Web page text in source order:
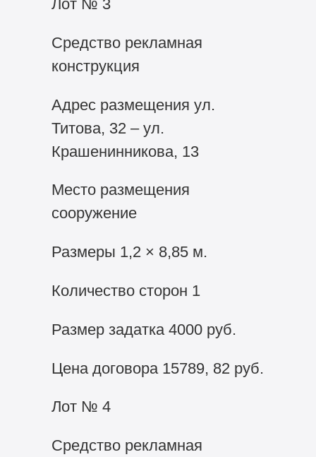
Лот № 3
Средство рекламная
конструкция
Адрес размещения ул.
Титова, 32 – ул.
Крашенинникова, 13
Место размещения
сооружение
Размеры 1,2 × 8,85 м.
Количество сторон 1
Размер задатка 4000 руб.
Цена договора 15789, 82 руб.
Лот № 4
Средство рекламная